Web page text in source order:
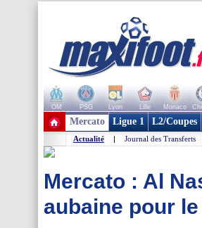
OM PSG Lyon Lille Monaco
+ de clubs
Mercato Ligue 1 L2/Coupes
Actualité | Journal des Transferts
Mercato : Al
aubaine pour